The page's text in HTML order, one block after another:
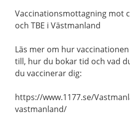
Vaccinationsmottagning mot
och TBE i Västmanland
Läs mer om hur
till, hur du bokar tid och vad
du vaccinerar dig:
https://www.1177.se/
vastmanland/